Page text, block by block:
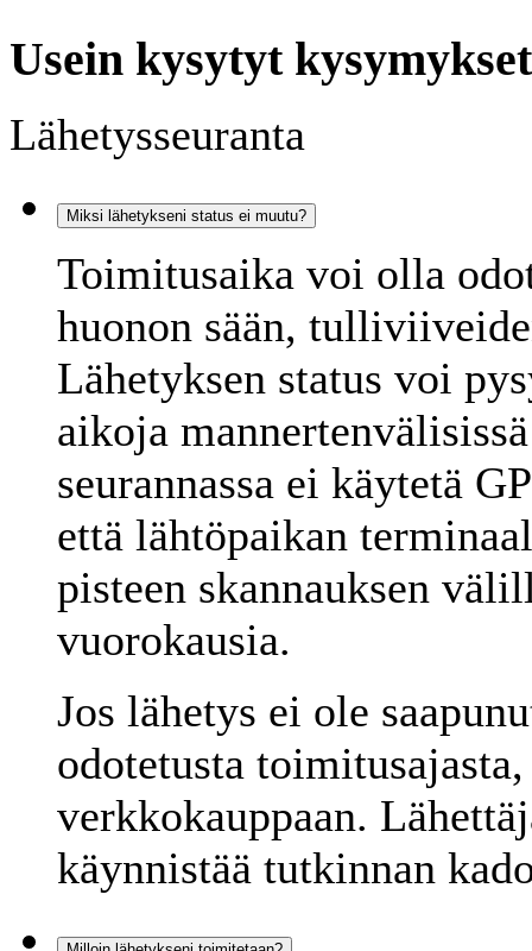
Usein kysytyt kysymykset
Lähetysseuranta
Miksi lähetykseni status ei muutu?
Toimitusaika voi olla
huonon sään,
Lähetyksen status voi
aikoja
seurannassa ei käytetä
että lähtöpaikan
pisteen skannauksen
vuorokausia.
Jos lähetys ei ole
odotetusta
verkkokauppaan.
käynnistää tutkinnan